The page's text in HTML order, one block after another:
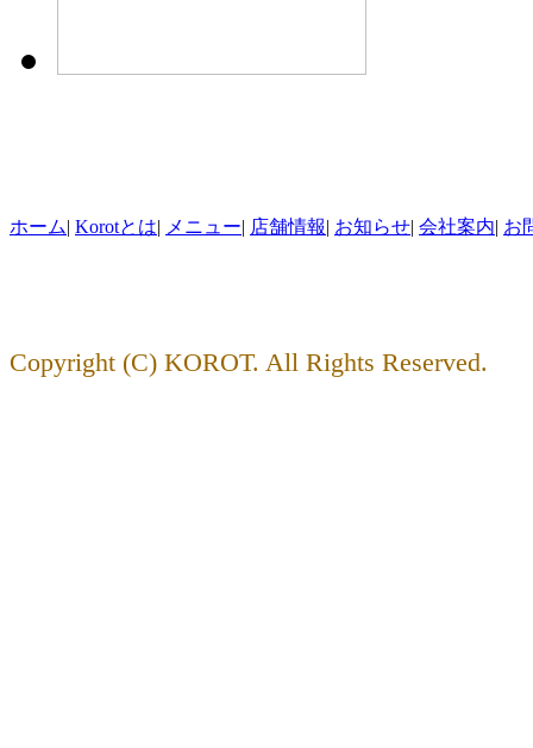
ホーム| Korotとは| メニュー| 店舗情報| お知らせ| 会社案内| お
Copyright (C) KOROT. All Rights Reserved.